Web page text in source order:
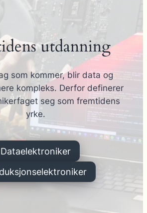
utdanning
som kommer, blir data og
kompleks. Derfor definerer
seg som fremtidens
yrke.
Dataelektroniker